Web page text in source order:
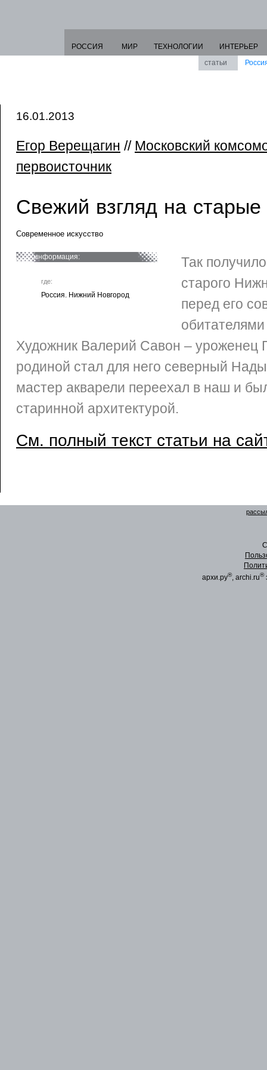
РОССИЯ МИР ТЕХНОЛОГИИ
ИНТЕРЬЕР
статьи
16.01.2013
Егор Верещагин // Московский
первоисточник
Свежий взгляд на
Современное искусство
информация:
где:
Россия. Нижний Новгород
Так
старого
перед его
Художник Валерий Савон – уроженец
родиной стал для него северный
мастер акварели переехал в наш и
старинной архитектурой.
См. полный текст статьи на
архи.ру®, archi.ru®